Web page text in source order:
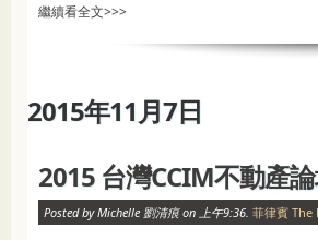
繼續看全文>>>
2015年11月7日
2015 台灣CCIM不動產
Posted by Michelle 劉清痕 on 上午9:36. 菲律賓